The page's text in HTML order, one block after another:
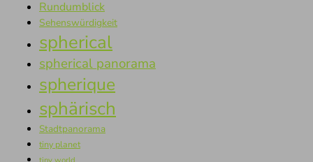
Rundumblick
Sehenswürdigkeit
spherical
spherical panorama
spherique
sphärisch
Stadtpanorama
tiny planet